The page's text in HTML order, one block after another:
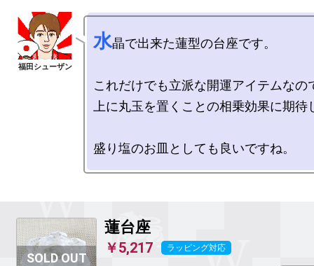
水晶で出来た蓮型の台座です。
これだけでも立派な開運アイテムなの
上に丸玉を置くことの相乗効果に期待
蓮台座
￥5,217 ラッピング対応